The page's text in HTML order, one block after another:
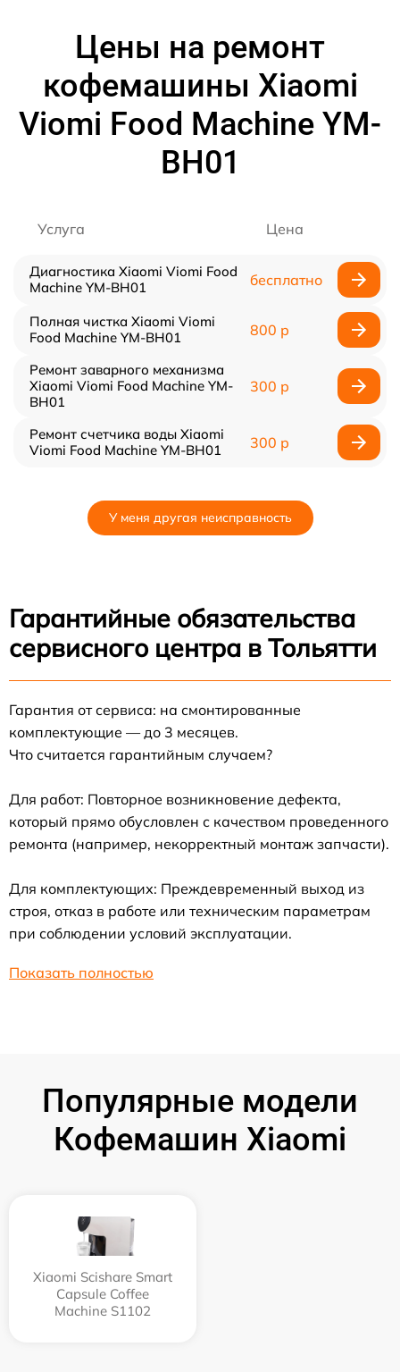
Цены на ремонт
кофемашины Xiaomi
Viomi Food Machine YM-
BH01
Услуга Цена
Диагностика Xiaomi Viomi Food
Machine YM-BH01
бесплатно
Полная чистка Xiaomi Viomi
Food Machine YM-BH01
800 р
Ремонт заварного механизма
Xiaomi Viomi Food Machine YM-
BH01
300 р
Ремонт счетчика воды Xiaomi
Viomi Food Machine YM-BH01
300 р
У меня другая неисправность
Гарантийные обязательства
сервисного центра в Тольятти
Гарантия от сервиса: на смонтированные
комплектующие — до 3 месяцев.
Что считается гарантийным случаем?
Для работ: Повторное возникновение дефекта,
который прямо обусловлен с качеством проведенного
ремонта (например, некорректный монтаж запчасти).
Для комплектующих: Преждевременный выход из
строя, отказ в работе или техническим параметрам
при соблюдении условий эксплуатации.
Показать полностью
Популярные модели
Кофемашин Xiaomi
Xiaomi Scishare Smart
Capsule Coffee
Machine S1102